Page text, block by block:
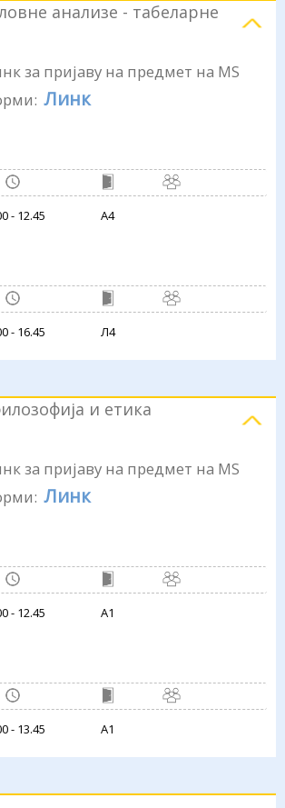
анализе - табеларне
за пријаву на предмет на MS
Линк
- 12.45 А4
- 16.45 Л4
и етика
за пријаву на предмет на MS
Линк
- 12.45 А1
- 13.45 А1